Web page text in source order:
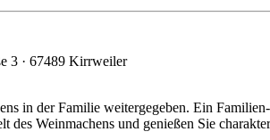
3 · 67489 Kirrweiler
in der Familie weitergegeben. Ein
Weinmachens und genießen Sie